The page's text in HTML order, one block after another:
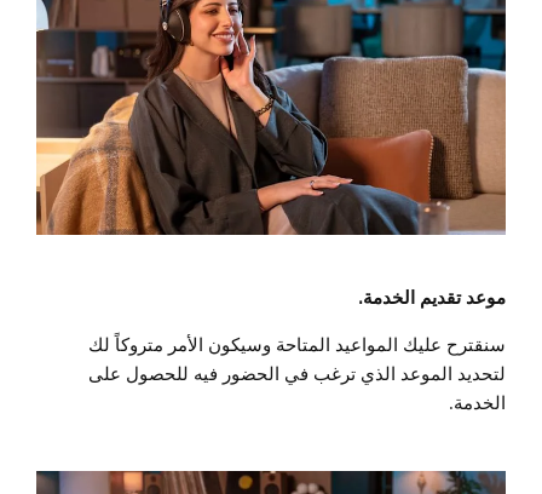
موعد تقديم الخدمة.
سنقترح عليك المواعيد المتاحة وسيكون الأمر متروكاً لك
لتحديد الموعد الذي ترغب في الحضور فيه للحصول على
الخدمة.